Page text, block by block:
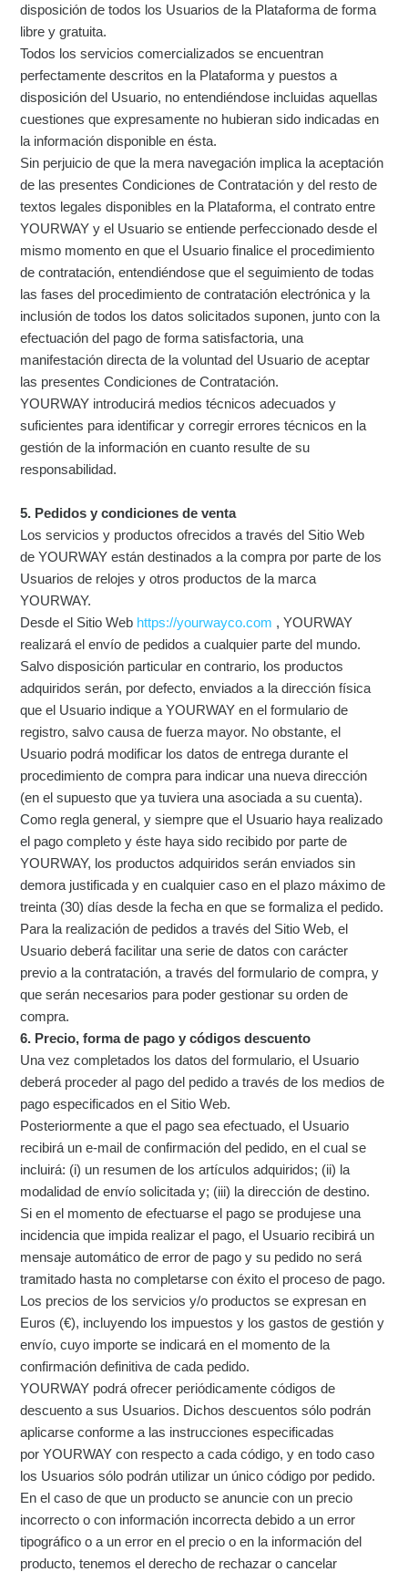
disposición de todos los Usuarios de la Plataforma de forma
libre y gratuita.
Todos los servicios comercializados se encuentran
perfectamente descritos en la Plataforma y puestos a
disposición del Usuario, no entendiéndose incluidas aquellas
cuestiones que expresamente no hubieran sido indicadas en
la información disponible en ésta.
Sin perjuicio de que la mera navegación implica la aceptación
de las presentes Condiciones de Contratación y del resto de
textos legales disponibles en la Plataforma, el contrato entre
YOURWAY y el Usuario se entiende perfeccionado desde el
mismo momento en que el Usuario finalice el procedimiento
de contratación, entendiéndose que el seguimiento de todas
las fases del procedimiento de contratación electrónica y la
inclusión de todos los datos solicitados suponen, junto con la
efectuación del pago de forma satisfactoria, una
manifestación directa de la voluntad del Usuario de aceptar
las presentes Condiciones de Contratación.
YOURWAY introducirá medios técnicos adecuados y
suficientes para identificar y corregir errores técnicos en la
gestión de la información en cuanto resulte de su
responsabilidad.
5. Pedidos y condiciones de venta
Los servicios y productos ofrecidos a través del Sitio Web
de YOURWAY están destinados a la compra por parte de los
Usuarios de relojes y otros productos de la marca
YOURWAY.
Desde el Sitio Web https://yourwayco.com , YOURWAY
realizará el envío de pedidos a cualquier parte del mundo.
Salvo disposición particular en contrario, los productos
adquiridos serán, por defecto, enviados a la dirección física
que el Usuario indique a YOURWAY en el formulario de
registro, salvo causa de fuerza mayor. No obstante, el
Usuario podrá modificar los datos de entrega durante el
procedimiento de compra para indicar una nueva dirección
(en el supuesto que ya tuviera una asociada a su cuenta).
Como regla general, y siempre que el Usuario haya realizado
el pago completo y éste haya sido recibido por parte de
YOURWAY, los productos adquiridos serán enviados sin
demora justificada y en cualquier caso en el plazo máximo de
treinta (30) días desde la fecha en que se formaliza el pedido.
Para la realización de pedidos a través del Sitio Web, el
Usuario deberá facilitar una serie de datos con carácter
previo a la contratación, a través del formulario de compra, y
que serán necesarios para poder gestionar su orden de
compra.
6. Precio, forma de pago y códigos descuento
Una vez completados los datos del formulario, el Usuario
deberá proceder al pago del pedido a través de los medios de
pago especificados en el Sitio Web.
Posteriormente a que el pago sea efectuado, el Usuario
recibirá un e-mail de confirmación del pedido, en el cual se
incluirá: (i) un resumen de los artículos adquiridos; (ii) la
modalidad de envío solicitada y; (iii) la dirección de destino.
Si en el momento de efectuarse el pago se produjese una
incidencia que impida realizar el pago, el Usuario recibirá un
mensaje automático de error de pago y su pedido no será
tramitado hasta no completarse con éxito el proceso de pago.
Los precios de los servicios y/o productos se expresan en
Euros (€), incluyendo los impuestos y los gastos de gestión y
envío, cuyo importe se indicará en el momento de la
confirmación definitiva de cada pedido.
YOURWAY podrá ofrecer periódicamente códigos de
descuento a sus Usuarios. Dichos descuentos sólo podrán
aplicarse conforme a las instrucciones especificadas
por YOURWAY con respecto a cada código, y en todo caso
los Usuarios sólo podrán utilizar un único código por pedido.
En el caso de que un producto se anuncie con un precio
incorrecto o con información incorrecta debido a un error
tipográfico o a un error en el precio o en la información del
producto, tenemos el derecho de rechazar o cancelar